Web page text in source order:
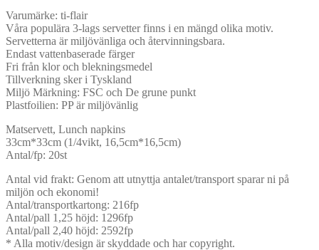
Varumärke: ti-flair
Våra populära 3-lags servetter finns i en mängd olika motiv.
Servetterna är miljövänliga och återvinningsbara.
Endast vattenbaserade färger
Fri från klor och blekningsmedel
Tillverkning sker i Tyskland
Miljö Märkning: FSC och De grune punkt
Plastfoilien: PP är miljövänlig
Matservett, Lunch napkins
33cm*33cm (1/4vikt, 16,5cm*16,5cm)
Antal/fp: 20st
Antal vid frakt: Genom att utnyttja antalet/transport sparar ni på
miljön och ekonomi!
Antal/transportkartong: 216fp
Antal/pall 1,25 höjd: 1296fp
Antal/pall 2,40 höjd: 2592fp
* Alla motiv/design är skyddade och har copyright.